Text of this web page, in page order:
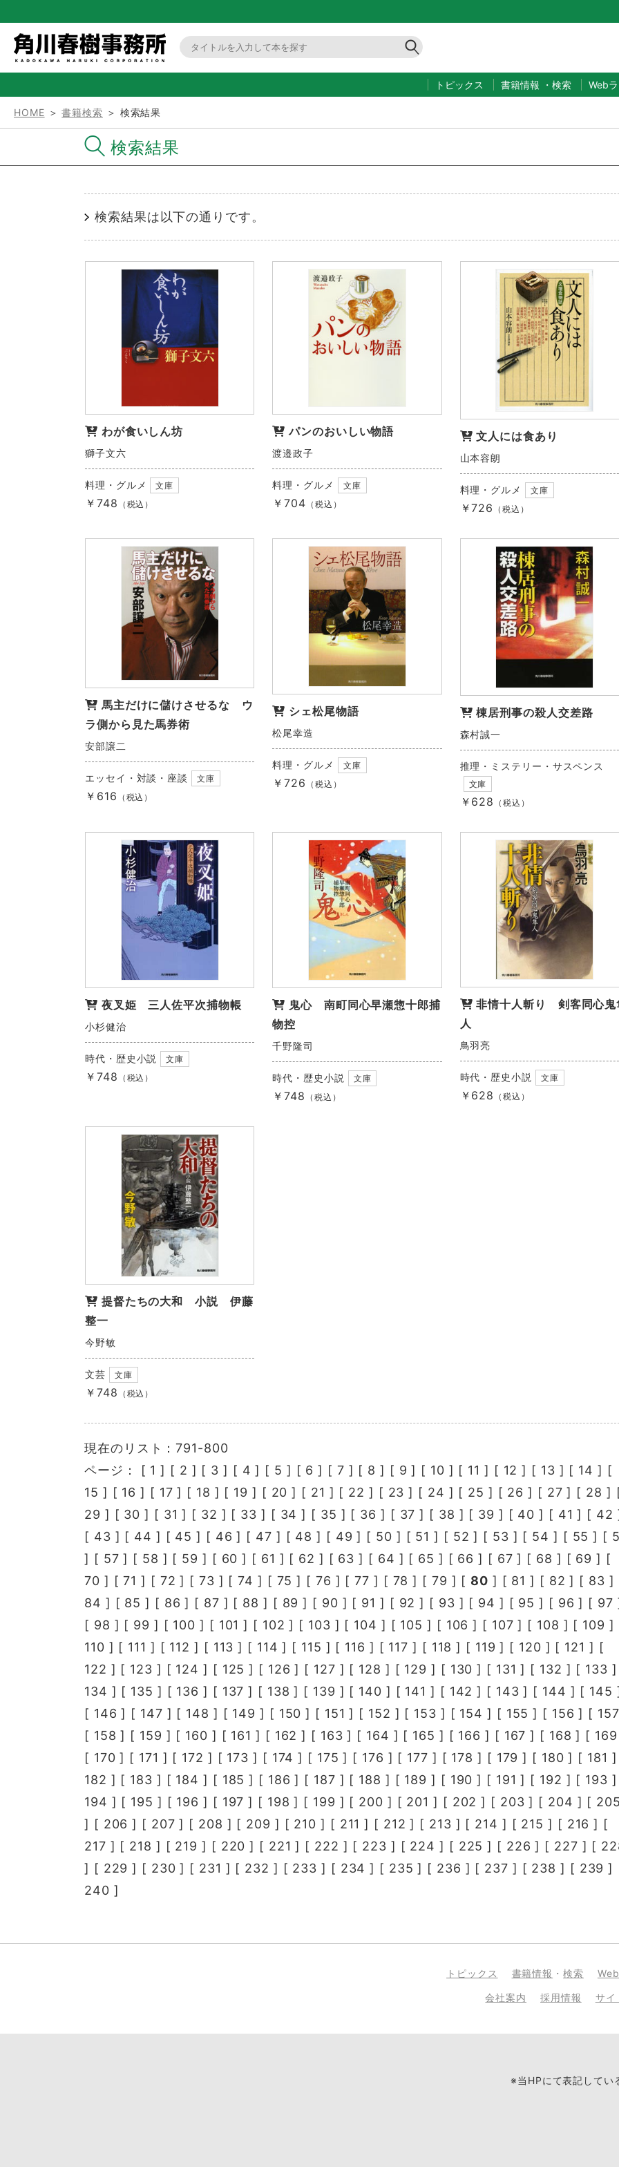
トピックス 書籍情報 ・ 検索 Web
HOME ＞書籍検索 ＞ 検索結果
検索結果
検索結果は以下の通りです。
わが食いしん坊
獅子文六
料理・グルメ 文庫
￥748 （税込）
パンのおいしい物語
渡邉政子
料理・グルメ 文庫
￥704 （税込）
文人には食あり
山本容朗
料理・グルメ 文庫
￥726 （税込）
馬主だけに儲けさせるな ウ
ラ側から見た馬券術
安部譲二
エッセイ・対談・座談 文庫
￥616 （税込）
シェ松尾物語
松尾幸造
料理・グルメ 文庫
￥726 （税込）
棟居刑事の殺人交差路
森村誠一
推理・ミステリー・サスペンス
文庫
￥628 （税込）
夜叉姫 三人佐平次捕物帳
小杉健治
時代・歴史小説 文庫
￥748 （税込）
鬼心 南町同心早瀬惣十郎捕
物控
千野隆司
時代・歴史小説 文庫
￥748 （税込）
非情十人斬り 剣客同心鬼
人
鳥羽亮
時代・歴史小説 文庫
￥628 （税込）
提督たちの大和 小説 伊藤
整一
今野敏
文芸 文庫
￥748 （税込）
現在のリスト：791-800
ページ： [ 1 ] [ 2 ] [ 3 ] [ 4 ] [ 5 ] [ 6 ] [ 7 ] [ 8 ] [ 9 ] [ 10 ] [ 11 ] [ 12 ] [ 13 ] [ 14 ] [
15 ] [ 16 ] [ 17 ] [ 18 ] [ 19 ] [ 20 ] [ 21 ] [ 22 ] [ 23 ] [ 24 ] [ 25 ] [ 26 ] [ 27 ] [ 28 ]
29 ] [ 30 ] [ 31 ] [ 32 ] [ 33 ] [ 34 ] [ 35 ] [ 36 ] [ 37 ] [ 38 ] [ 39 ] [ 40 ] [ 41 ] [ 42
[ 43 ] [ 44 ] [ 45 ] [ 46 ] [ 47 ] [ 48 ] [ 49 ] [ 50 ] [ 51 ] [ 52 ] [ 53 ] [ 54 ] [ 55 ] [
] [ 57 ] [ 58 ] [ 59 ] [ 60 ] [ 61 ] [ 62 ] [ 63 ] [ 64 ] [ 65 ] [ 66 ] [ 67 ] [ 68 ] [ 69 ] [
70 ] [71 ] [ 72 ] [ 73 ] [74 ] [ 75 ] [ 76 ] [77 ] [ 78 ] [ 79 ] [ 80 ] [ 81 ] [ 82 ] [ 83 ]
84 ] [ 85 ] [ 86 ] [ 87 ] [ 88 ] [ 89 ] [ 90 ] [ 91 ] [ 92 ] [ 93 ] [ 94 ] [ 95 ] [ 96 ] [ 97
[ 98 ] [ 99 ] [ 100 ] [ 101 ] [ 102 ] [ 103 ] [ 104 ] [ 105 ] [ 106 ] [ 107 ] [ 108 ] [ 109 ]
110 ] [ 111 ] [ 112 ] [ 113 ] [ 114 ] [ 115 ] [ 116 ] [ 117 ] [ 118 ] [ 119 ] [ 120 ] [ 121 ] [
122 ] [ 123 ] [ 124 ] [ 125 ] [ 126 ] [ 127 ] [ 128 ] [ 129 ] [ 130 ] [ 131 ] [ 132 ] [ 133
134 ] [ 135 ] [ 136 ] [ 137 ] [ 138 ] [ 139 ] [ 140 ] [ 141 ] [ 142 ] [ 143 ] [ 144 ] [ 145
[ 146 ] [ 147 ] [ 148 ] [ 149 ] [ 150 ] [ 151 ] [ 152 ] [ 153 ] [ 154 ] [ 155 ] [ 156 ] [ 157
[ 158 ] [ 159 ] [ 160 ] [ 161 ] [ 162 ] [ 163 ] [ 164 ] [ 165 ] [ 166 ] [ 167 ] [ 168 ] [ 169
[ 170 ] [ 171 ] [ 172 ] [ 173 ] [ 174 ] [ 175 ] [ 176 ] [ 177 ] [ 178 ] [ 179 ] [ 180 ] [ 181 ]
182 ] [ 183 ] [ 184 ] [ 185 ] [ 186 ] [ 187 ] [ 188 ] [ 189 ] [ 190 ] [ 191 ] [ 192 ] [ 193
194 ] [ 195 ] [ 196 ] [ 197 ] [ 198 ] [ 199 ] [ 200 ] [ 201 ] [ 202 ] [ 203 ] [ 204 ] [ 205
] [ 206 ] [ 207 ] [ 208 ] [ 209 ] [ 210 ] [ 211 ] [ 212 ] [ 213 ] [ 214 ] [ 215 ] [ 216 ] [
217 ] [ 218 ] [ 219 ] [ 220 ] [ 221 ] [ 222 ] [ 223 ] [ 224 ] [ 225 ] [ 226 ] [ 227 ] [
] [ 229 ] [ 230 ] [ 231 ] [ 232 ] [ 233 ] [ 234 ] [ 235 ] [ 236 ] [ 237 ] [ 238 ] [ 239 ]
240 ]
トピックス 書籍情報 ・検索
会社案内 採用情報 サイ
※当HPにて表記してい